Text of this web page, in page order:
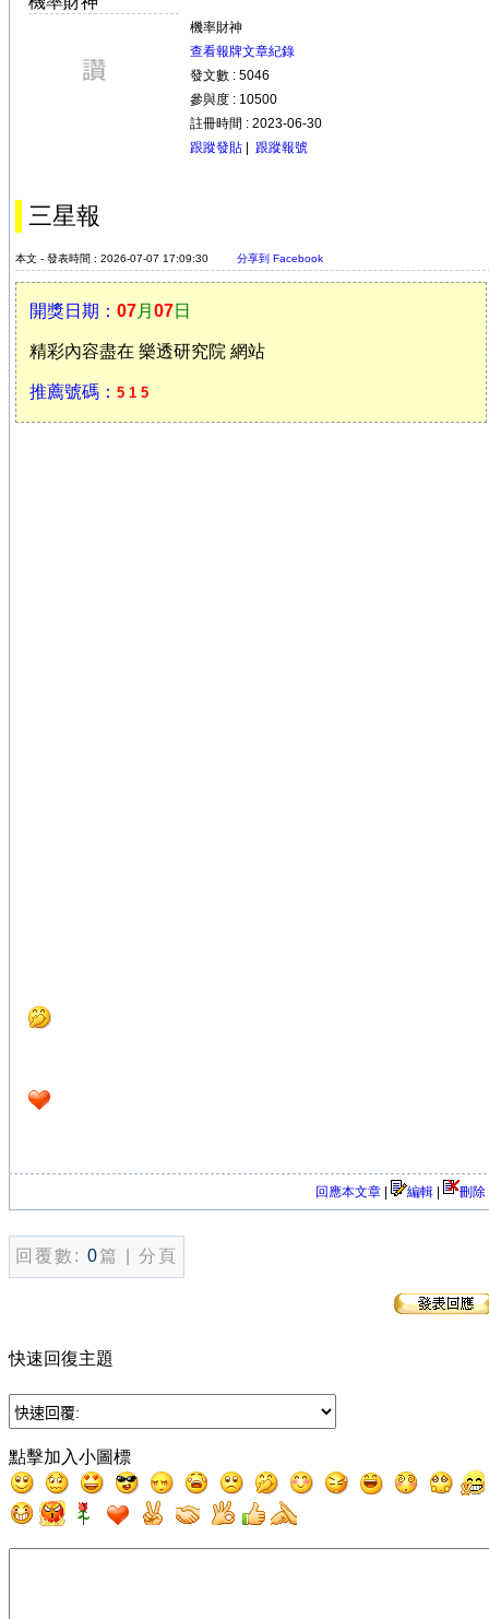
機率財神
查看報牌文章紀錄
發文數 : 5046
參與度 : 10500
註冊時間 : 2023-06-30
跟蹤發貼
跟蹤報號
三星報
本文 - 發表時間 : 2026-07-07 17:09:30 分享到 Facebook
開獎日期： 07月 07日
精彩內容盡在 樂透研究院 網站
推薦號碼： 5 1 5
回應本文章 編輯 刪除
回覆數: 0篇 | 分頁
快速回復主題
點擊加入小圖標